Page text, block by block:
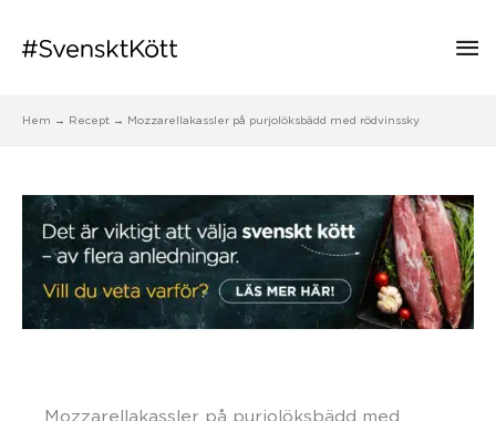
Hem Recept Mozzarellakassler på purjolöksbädd med rödvinssky
Mozzarellakassler på purjolöksbädd med